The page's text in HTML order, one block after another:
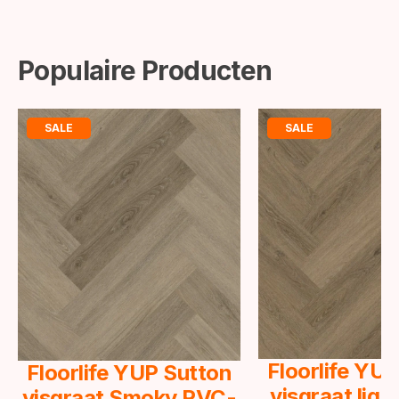
Populaire Producten
SALE
Floorlife YUP Sutton
SALE
Floorlife